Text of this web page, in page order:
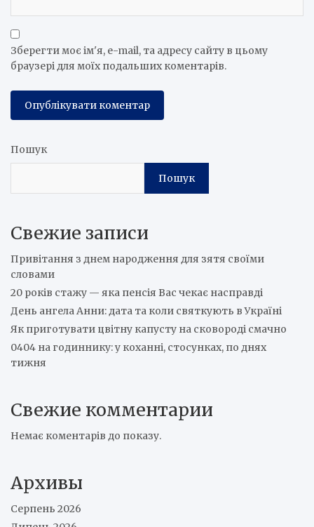
Зберегти моє ім'я, e-mail, та адресу сайту в цьому
браузері для моїх подальших коментарів.
Пошук
Пошук
Свежие записи
Привітання з днем народження для зятя своїми
словами
20 років стажу — яка пенсія Вас чекає насправді
День ангела Анни: дата та коли святкують в Україні
Як приготувати цвітну капусту на сковороді смачно
0404 на годиннику: у коханні, стосунках, по днях
тижня
Свежие комментарии
Немає коментарів до показу.
Архивы
Серпень 2026